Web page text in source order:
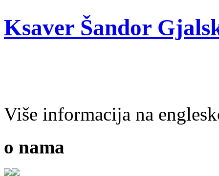
Ksaver Šandor
Više informacija na
o nama